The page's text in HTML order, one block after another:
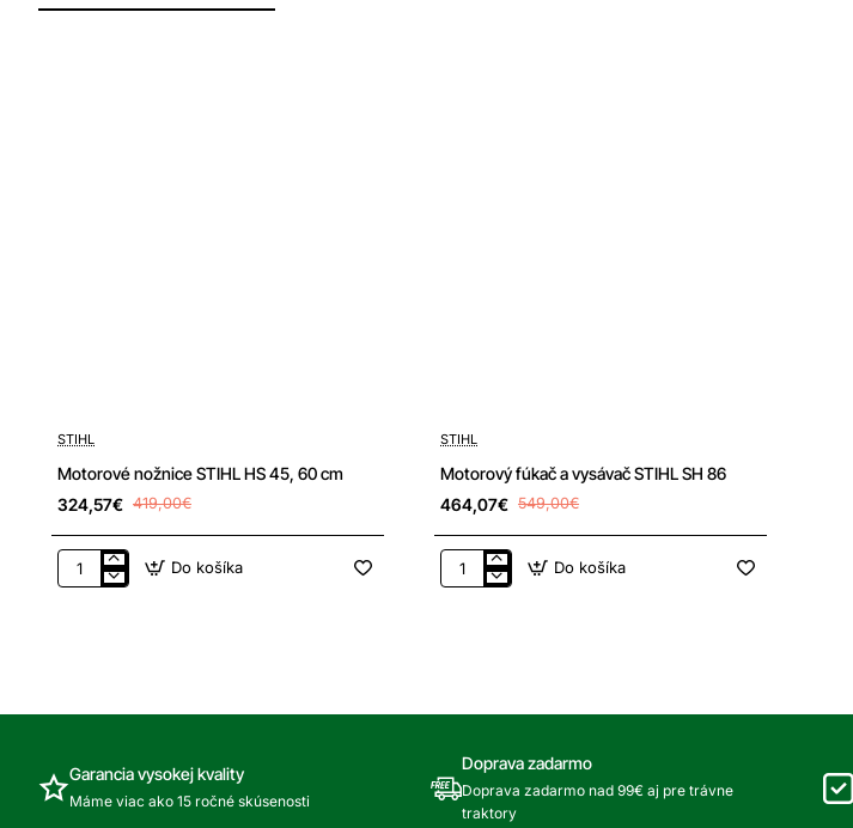
-23%
STIHL
Motorové nožnice STIHL HS 45, 60 cm
324,57€ 419,00€
Motorové
Do košíka
-15%
STIHL
Motorový fúkač a vysávač STIHL SH 86
464,07€ 549,00€
Motorový
Do košíka
Garancia vysokej kvality
Máme viac ako 15 ročné skúsenosti
Doprava zadarmo
Doprava zadarmo nad 99€ aj pre trávne
traktory